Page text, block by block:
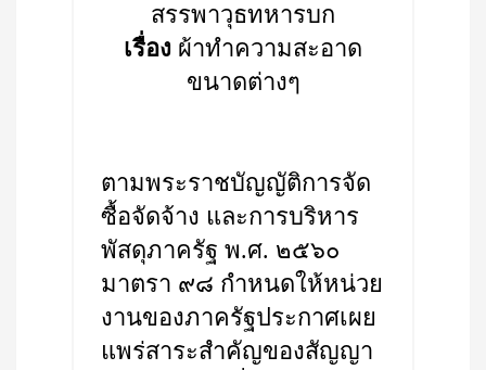
สรรพาวุธทหารบก
เรื่อง ผ้าทำความสะอาด
ขนาดต่างๆ
ตามพระราชบัญญัติการจัด
ซื้อจัดจ้าง และการบริหาร
พัสดุภาครัฐ พ.ศ. ๒๕๖๐
มาตรา ๙๘ กำหนดให้หน่วย
งานของภาครัฐประกาศเผย
แพร่สาระสำคัญของสัญญา